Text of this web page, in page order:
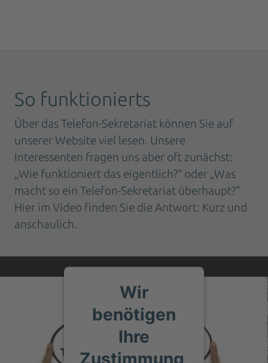
So funktionierts
Über das Telefon-Sekretariat können Sie auf
unserer Website viel lesen. Unsere
Interessenten fragen uns aber oft zunächst:
„Wie funktioniert das eigentlich?“ oder „Was
macht so ein Telefon-Sekretariat überhaupt?“
Hier im Video finden Sie die Antwort: Kurz und
anschaulich.
Wir
benötigen
Ihre
Zustimmung,